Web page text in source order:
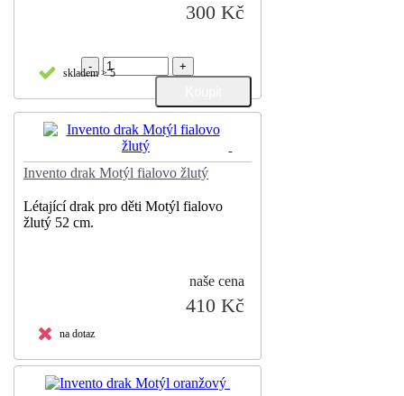
300 Kč
skladem > 5
- +
Invento drak Motýl fialovo žlutý
Létající drak pro děti Motýl fialovo
žlutý 52 cm.
naše cena
410 Kč
na dotaz